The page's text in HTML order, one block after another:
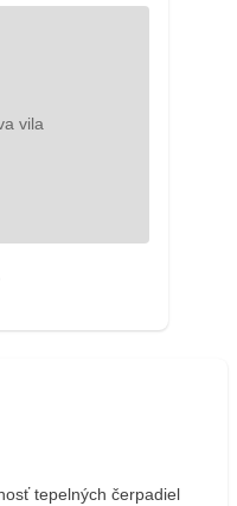
tepelných čerpadiel